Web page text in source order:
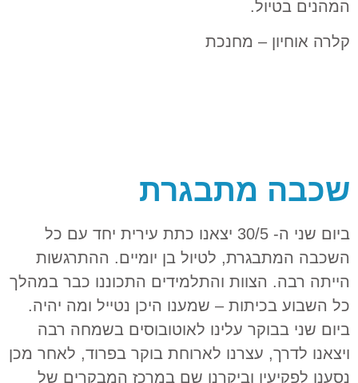
המהנים בטיול.
קלרה אוחיון – מחנכת
שכבה מתבגרת
ביום שני ה- 30/5 יצאנו כתת עירית יחד עם כל
השכבה המתבגרת, לטיול בן יומיים. ההתרגשות
הייתה רבה. הצוות והתלמידים התכוננו כבר במהלך
כל השבוע בכיתות – שמענו היכן נטייל ומה יהיה.
ביום שני בבוקר עלינו לאוטובוסים בשמחה רבה
ויצאנו לדרך, עצרנו לארוחת בוקר בפרוד, לאחר מכן
נסענו לפקיעין וביקרנו שם במרכז המבקרים של